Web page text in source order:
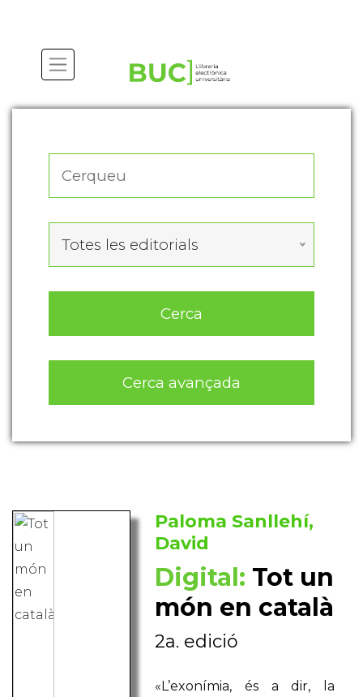
Totes les editorials
Cerca
Cerca avançada
Paloma Sanllehí,
David
Digital: Tot un
món en català
2a. edició
«L’exonímia, és a dir, la